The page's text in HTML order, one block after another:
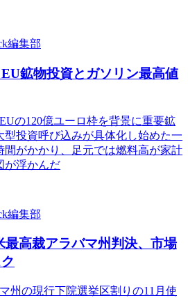
編集部
鉱物投資とガソリン最高値
の120億ユーロ枠を背景に重要鉱
投資呼び込みが具体化し始めた一
間がかかり、足元では燃料高が家計
が浮かんだ
編集部
最高裁アラバマ州判決、市場
州の現行下院選挙区割りの11月使